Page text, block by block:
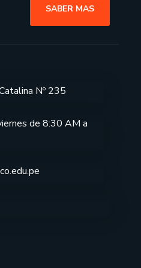
SABER MAS
Nº 235
de 8:30 AM a